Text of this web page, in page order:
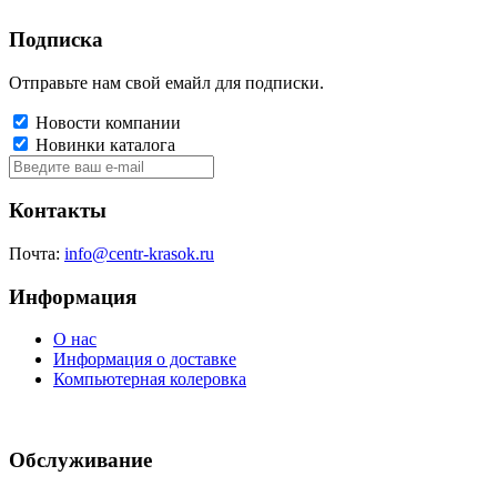
Подписка
Отправьте нам свой емайл для подписки.
Новости компании
Новинки каталога
Контакты
Почта: info@centr-krasok.ru
Информация
О нас
Информация о доставке
Компьютерная колеровка
Обслуживание